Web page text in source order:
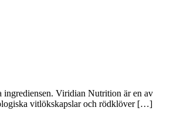
Viridian Nutrition är en av
vitlökskapslar och rödklöver […]